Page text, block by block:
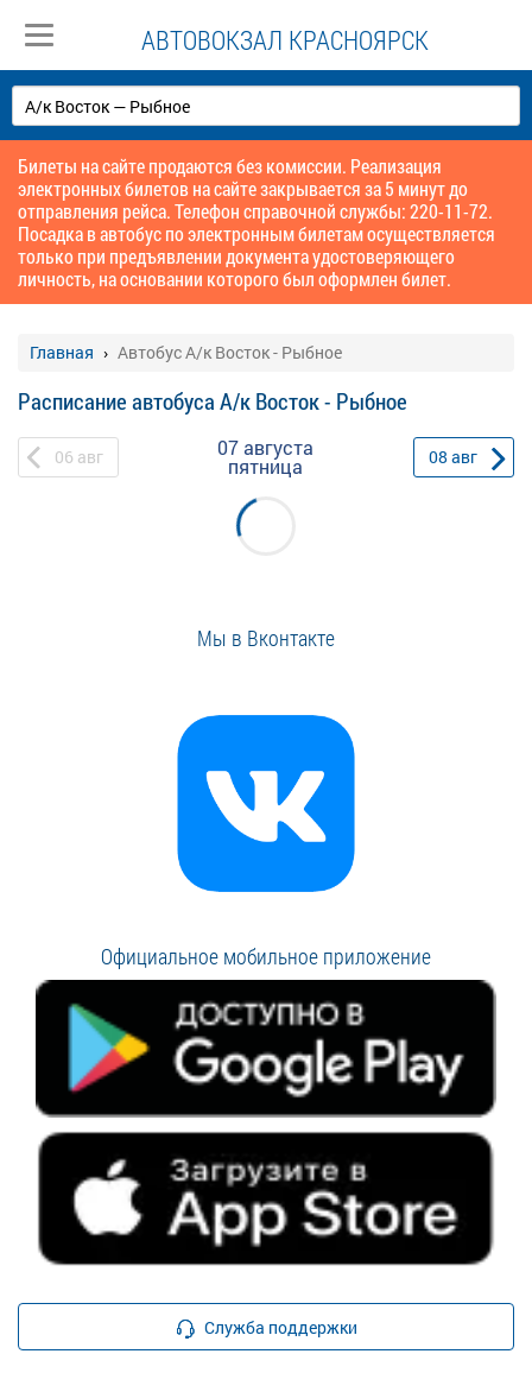
АВТОВОКЗАЛ КРАСНОЯРСК
Билеты на сайте продаются без комиссии. Реализация
электронных билетов на сайте закрывается за 5 минут до
отправления рейса. Телефон справочной службы: 220-11-72.
Посадка в автобус по электронным билетам осуществляется
только при предъявлении документа удостоверяющего
личность, на основании которого был оформлен билет.
Главная Автобус А/к Восток - Рыбное
Расписание автобуса А/к Восток - Рыбное
06 авг 07 августа
пятница 08 авг
Мы в Вконтакте
Официальное мобильное приложение
Служба поддержки